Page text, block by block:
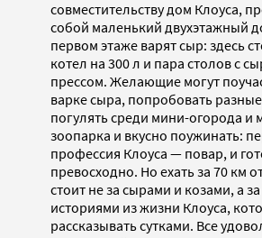
совместительству дом Клоуса,
собой маленький двухэтажный
первом этаже варят сыр: здесь
котел на 300 л и пара столов с
прессом. Желающие могут
варке сыра, попробовать
погулять среди мини-огорода и
зоопарка и вкусно поужинать:
профессия Клоуса — повар, и
превосходно. Но ехать за 70 км
стоит не за сырами и козами, а
историями из жизни Клоуса,
рассказывать сутками. Все